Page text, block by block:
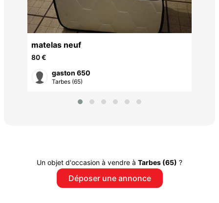
matelas neuf
80 €
gaston 650
Tarbes (65)
Un objet d'occasion à vendre à Tarbes (65) ?
Déposer une annonce